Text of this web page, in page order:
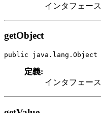
インタフェース
getObject
public java.lang.Object
定義:
インタフェース